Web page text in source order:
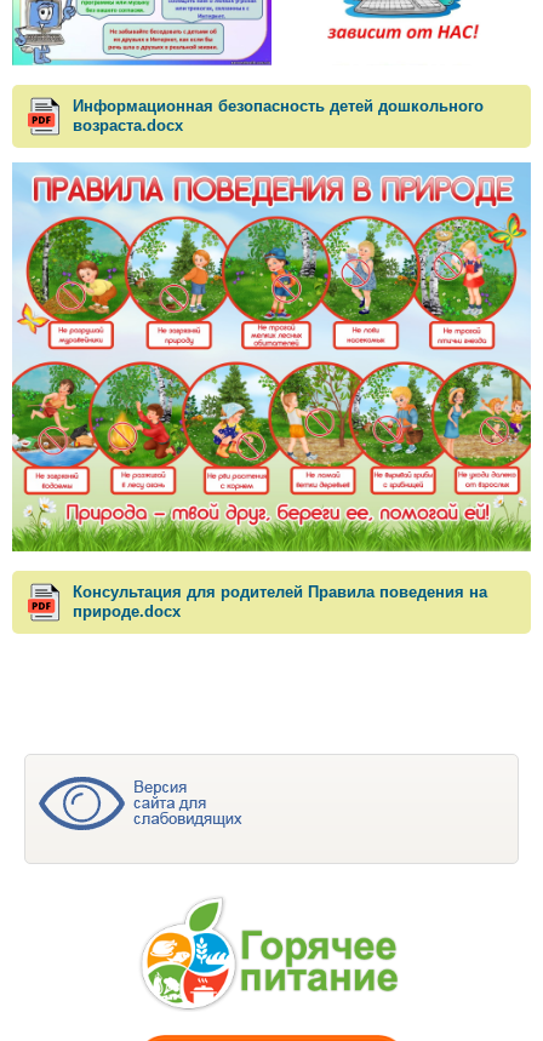
Информационная безопасность детей дошкольного
возраста.docx
Консультация для родителей Правила поведения на
природе.docx